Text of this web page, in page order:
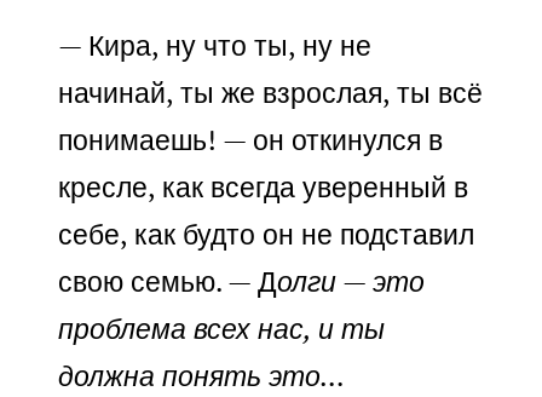
— Кира, ну что ты, ну не
начинай, ты же взрослая, ты всё
понимаешь! — он откинулся в
кресле, как всегда уверенный в
себе, как будто он не подставил
свою семью. — Долги — это
проблема всех нас, и ты
должна понять это…